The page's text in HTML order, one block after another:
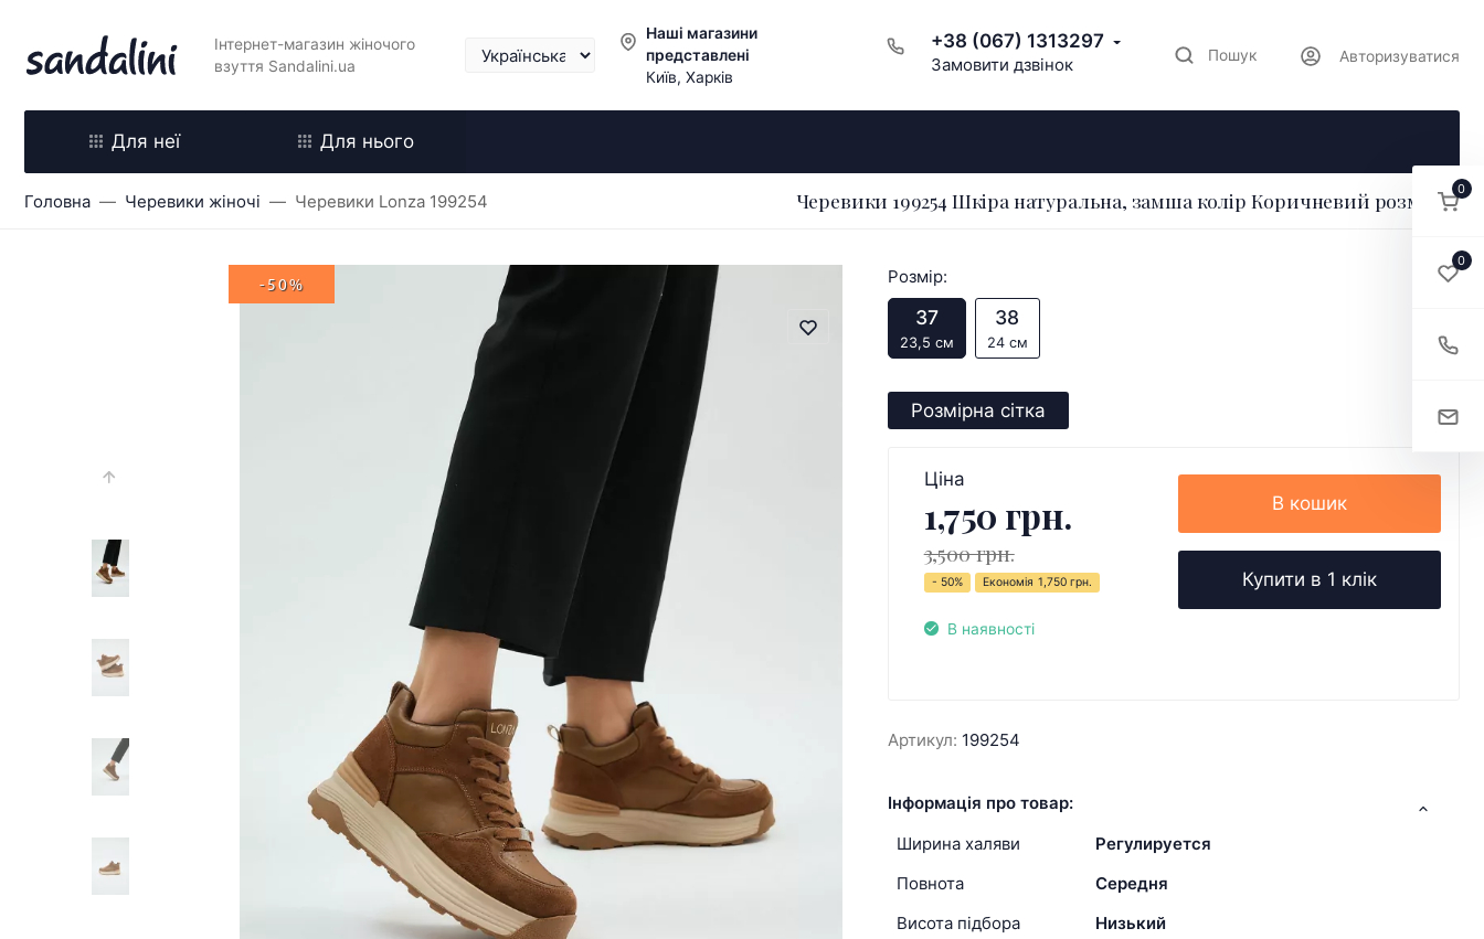
Інтернет-магазин жіночого
взуття Sandalini.ua
Наші магазини
представлені
Київ, Харків
+38 (067) 1313297
Замовити дзвінок Пошук Авторизуватися
Для неї Для нього
Головна Черевики жіночі Черевики Lonza 199254 Черевики 199254 Шкіра натуральна, замша колір Коричневий розмір 37
-50% Розмір:
37
23,5 см
38
24 см
Розмірна сітка
Ціна
1,750 грн.
3,500 грн.
- 50% Економія 1,750 грн.
В наявності
В кошик
Купити в 1 клік
Артикул: 199254
Інформація про товар:
Ширина халяви
Регулируется
Повнота
Середня
Висота підбора
Низький
0
0